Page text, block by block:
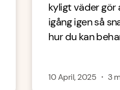
kyligt väder
igång igen så
hur du kan
10 April, 2025 ・ 3